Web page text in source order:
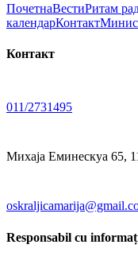
ПочетнаВестиРитам
календарКонтакт
Контакт
011/2731495
Михаја Еминескуа 65,
Responsabil cu